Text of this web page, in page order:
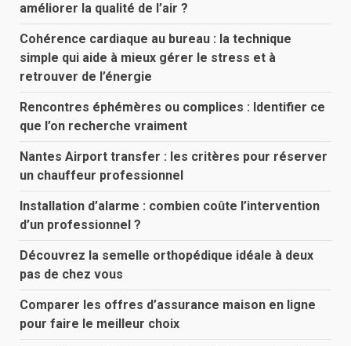
améliorer la qualité de l’air ?
Cohérence cardiaque au bureau : la technique
simple qui aide à mieux gérer le stress et à
retrouver de l’énergie
Rencontres éphémères ou complices : Identifier ce
que l’on recherche vraiment
Nantes Airport transfer : les critères pour réserver
un chauffeur professionnel
Installation d’alarme : combien coûte l’intervention
d’un professionnel ?
Découvrez la semelle orthopédique idéale à deux
pas de chez vous
Comparer les offres d’assurance maison en ligne
pour faire le meilleur choix